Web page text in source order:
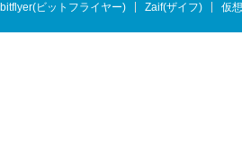
bitflyer(ビットフライヤー) Zaif(ザイフ) 仮